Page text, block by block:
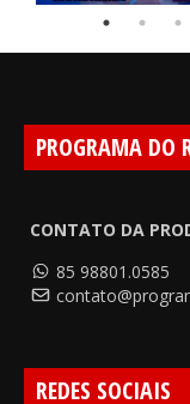
PROGRAMA DO
CONTATO DA
85 98801.0585
REDES SOCIAIS